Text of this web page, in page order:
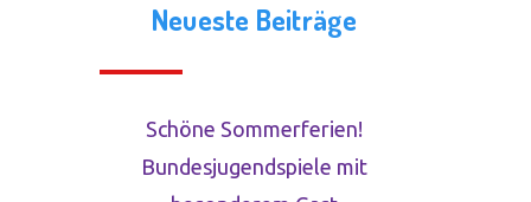
Neueste Beiträge
Schöne Sommerferien!
Bundesjugendspiele mit